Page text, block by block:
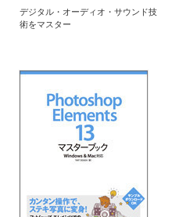
デジタル・オーディオ・サウンド技
術をマスター